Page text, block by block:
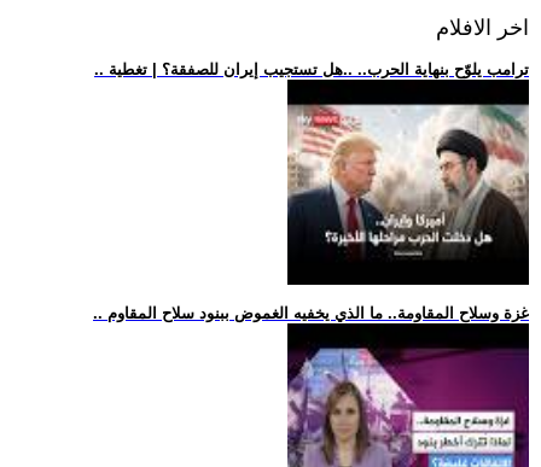
اخر الافلام
.. ترامب يلوّح بنهاية الحرب.. ..هل تستجيب إيران للصفقة؟ | تغطية
.. غزة وسلاح المقاومة.. ما الذي يخفيه الغموض ببنود سلاح المقاوم